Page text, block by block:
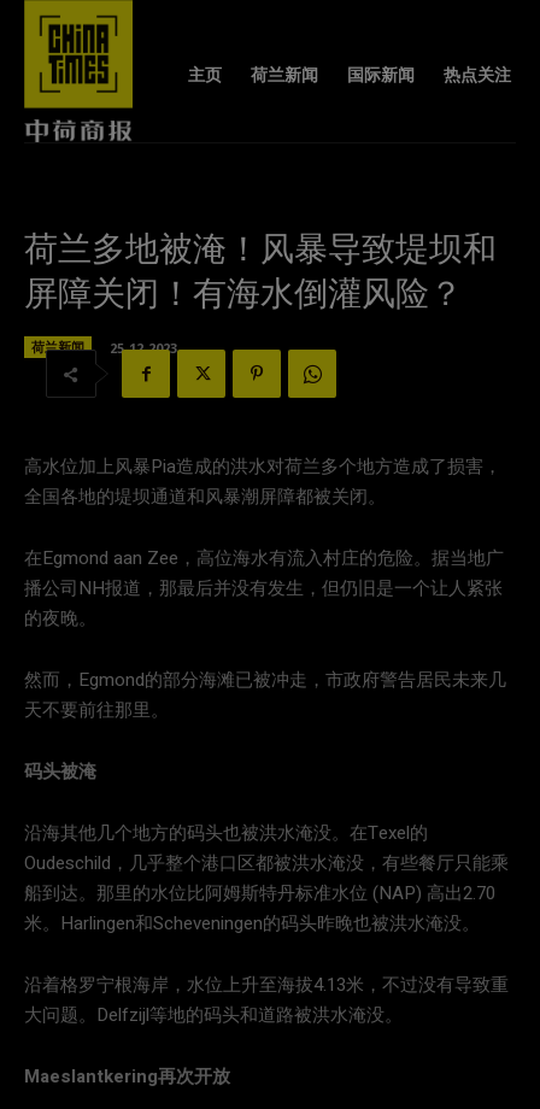
主页 荷兰新闻 国际新闻 热点关注
荷兰多地被淹！风暴导致堤坝和
屏障关闭！有海水倒灌风险？
荷兰新闻 25-12-2023
高水位加上风暴Pia造成的洪水对荷兰多个地方造成了损害，
全国各地的堤坝通道和风暴潮屏障都被关闭。
在Egmond aan Zee，高位海水有流入村庄的危险。据当地广
播公司NH报道，那最后并没有发生，但仍旧是一个让人紧张
的夜晚。
然而，Egmond的部分海滩已被冲走，市政府警告居民未来几
天不要前往那里。
码头被淹
沿海其他几个地方的码头也被洪水淹没。在Texel的
Oudeschild，几乎整个港口区都被洪水淹没，有些餐厅只能乘
船到达。那里的水位比阿姆斯特丹标准水位 (NAP) 高出2.70
米。Harlingen和Scheveningen的码头昨晚也被洪水淹没。
沿着格罗宁根海岸，水位上升至海拔4.13米，不过没有导致重
大问题。Delfzijl等地的码头和道路被洪水淹没。
Maeslantkering再次开放